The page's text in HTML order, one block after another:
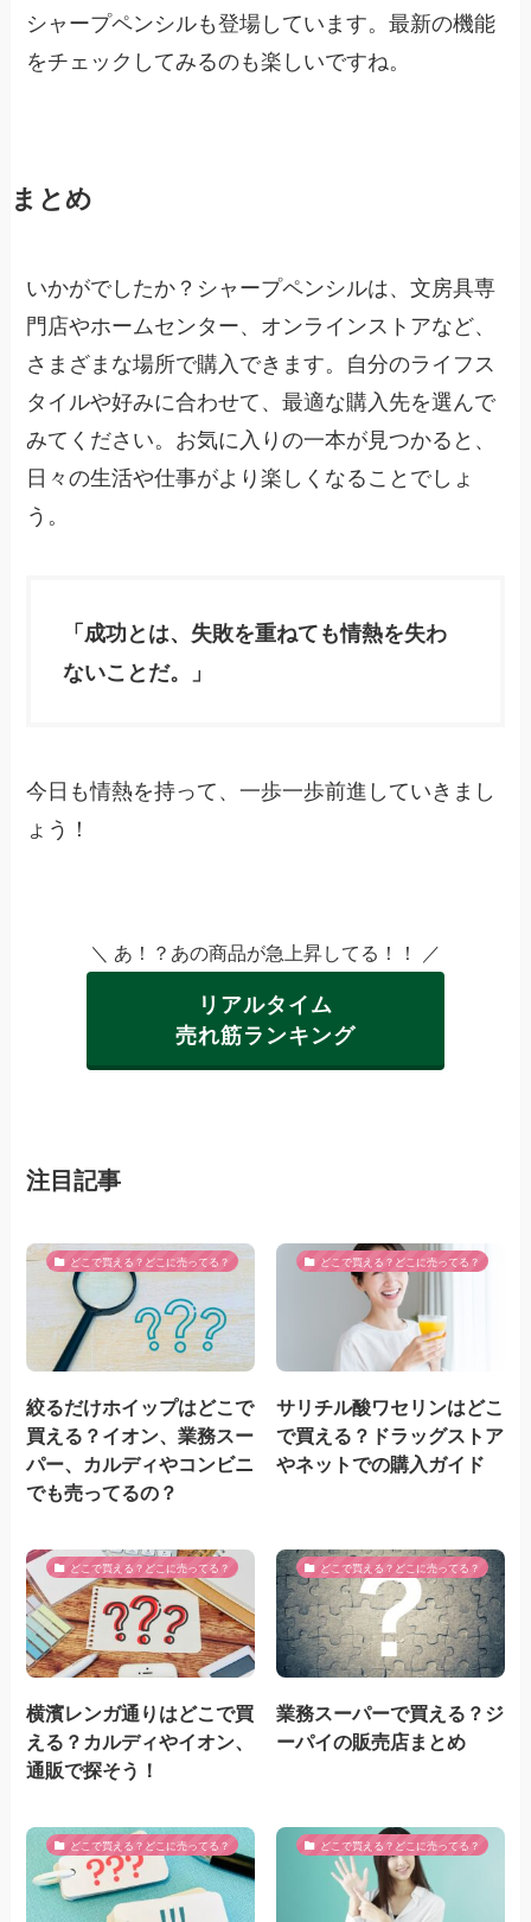
シャープペンシルも登場しています。最新の機能
をチェックしてみるのも楽しいですね。
まとめ
いかがでしたか？シャープペンシルは、文房具専
門店やホームセンター、オンラインストアなど、
さまざまな場所で購入できます。自分のライフス
タイルや好みに合わせて、最適な購入先を選んで
みてください。お気に入りの一本が見つかると、
日々の生活や仕事がより楽しくなることでしょ
う。
「成功とは、失敗を重ねても情熱を失わ
ないことだ。」
今日も情熱を持って、一歩一歩前進していきまし
ょう！
＼ あ！？あの商品が急上昇してる！！ ／
リアルタイム
売れ筋ランキング
注目記事
どこで買える？どこに売ってる？
絞るだけホイップはどこで
買える？イオン、業務スー
パー、カルディやコンビニ
でも売ってるの？
どこで買える？どこに売ってる？
サリチル酸ワセリンはどこ
で買える？ドラッグストア
やネットでの購入ガイド
どこで買える？どこに売ってる？
横濱レンガ通りはどこで買
える？カルディやイオン、
通販で探そう！
どこで買える？どこに売ってる？
業務スーパーで買える？ジ
ーパイの販売店まとめ
どこで買える？どこに売ってる？ どこで買える？どこに売ってる？